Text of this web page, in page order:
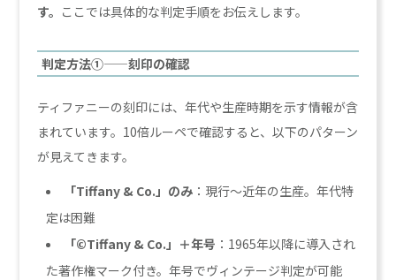
す。 ここでは具体的な判定手順をお伝えします。
判定方法①——刻印の確認
ティファニーの刻印には、年代や生産時期を示す情報が含
まれています。10倍ルーペで確認すると、以下のパターン
が見えてきます。
「Tiffany & Co.」のみ ：現行〜近年の生産。年代特
定は困難
「©Tiffany & Co.」＋年号 ：1965年以降に導入され
た著作権マーク付き。年号でヴィンテージ判定が可能